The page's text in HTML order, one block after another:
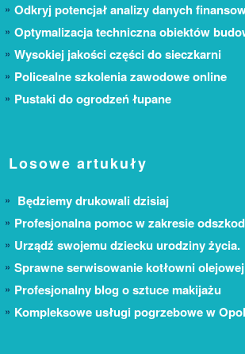
Odkryj potencjał analizy danych
Optymalizacja techniczna obiektów
Wysokiej jakości części do sieczkarni
Policealne szkolenia zawodowe online
Pustaki do ogrodzeń łupane
Losowe artukuły
Będziemy drukowali dzisiaj
Profesjonalna pomoc w zakresie
Urządź swojemu dziecku urodziny życia.
Sprawne serwisowanie kotłowni olejowej
Profesjonalny blog o sztuce makijażu
Kompleksowe usługi pogrzebowe w